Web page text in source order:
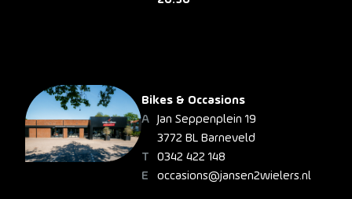
Bikes & Occasions
Jan Seppenplein 19
3772 BL Barneveld
0342 422 148
occasions@jansen2wielers.nl